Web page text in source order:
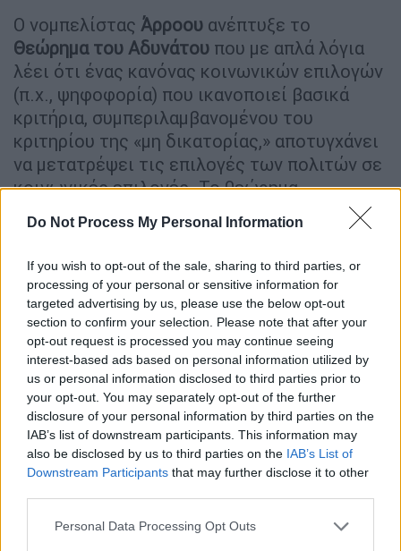
Do Not Process My Personal Information
If you wish to opt-out of the sale, sharing to third parties, or
processing of your personal or sensitive information for
targeted advertising by us, please use the below opt-out
section to confirm your selection. Please note that after your
opt-out request is processed you may continue seeing
interest-based ads based on personal information utilized by
us or personal information disclosed to third parties prior to
your opt-out. You may separately opt-out of the further
disclosure of your personal information by third parties on the
IAB’s list of downstream participants. This information may
also be disclosed by us to third parties on the IAB’s List of
Downstream Participants that may further disclose it to other
Please note that this website/app uses one or more Google
Personal Data Processing Opt Outs
Ο νομπελίστας Άρροου ανέπτυξε το
Θεώρημα του Αδυνάτου που με απλά λόγια
λέει ότι ένας κανόνας κοινωνικών επιλογών
(π.χ., ψηφοφορία) που ικανοποιεί βασικά
κριτήρια, συμπεριλαμβανομένου του
κριτηρίου της «μη δικατορίας,» αποτυγχάνει
να μετατρέψει τις επιλογές των πολιτών σε
κοινωνικές επιλογές. Το θεώρημα
απάλειψης του κριτηρίου της μη
δικτατορίας, δηλαδή έμμεσα αφήνει το
ενδεχόμενο να υπάρχει ένα άτομο του
οποίου οι προσωπικές προτιμήσεις να
προσδιορίζουν και τις κοινωνικές.
Τι ενοχλεί πλουτοκράτες,
τεχνολογικές ελίτ και πολλούς
άλλους ψηφοφόρους
Η αναποτελεσματικότητα του δημόσιου
τομέα είναι κάτι που ενοχλεί πολύ κόσμο. Οι
ψηφοφόροι δεν θέλουν οι φόροι τους να
πηγαίνουν τζάμπα. Πολλοί θεωρούν ότι